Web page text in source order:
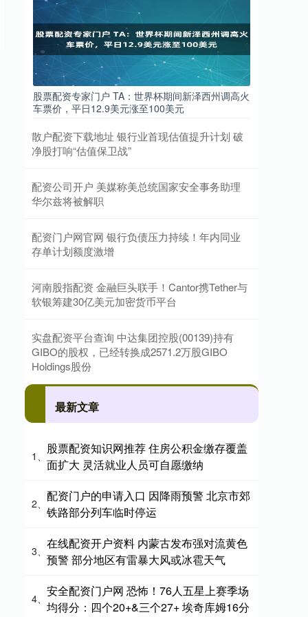
股票配资专家门户 TA：世界杯期间新泽西州调高火
车票价，平日12.9美元涨至100美元
散户配资下载地址 银行业首现估值提升计划 破
净股打响“估值保卫战”
配资公司开户 美媒称美总统国家安全事务助理
华尔兹将被解职
配资门户网官网 银行负债压力持续！年内同业
存单计划额度激增
河南股指配资 金融巨头联手！Cantor携Tether与
软银筹建30亿美元加密货币平台
实盘配资平台查询 中达集团控股(00139)持有
GIBO的股权，已经转换成2571.2万股GIBO
Holdings股份
最新文章
1、
股票配资知识网推荐 住房公积金缴存覆盖
面扩大 灵活就业人员可自愿缴纳
2、
配资门户的申请入口 因降雨预警 北京市郊
铁路部分列车临时停运
3、
在线配资开户资料 内蒙古发布强对流黄色
预警 部分地区有雷暴大风或冰雹天气
4、
安全配资门户网 恐怖！76人五星上赛季场
均得分：四个20+&三个27+ 埃奇库姆16分